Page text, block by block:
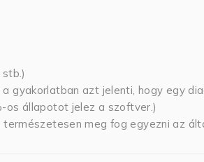
gyakorlatban azt jelenti, hogy egy
os állapotot jelez a szoftver.)
meg fog egyezni az